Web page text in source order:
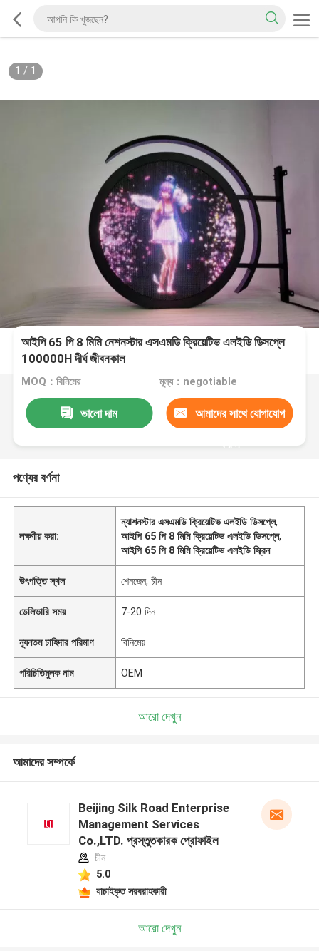
1 / 1
আইপি 65 পি 8 মিমি নেশনস্টার এসএমডি ক্রিয়েটিভ এলইডি ডিসপ্লে
100000H দীর্ঘ জীবনকাল
MOQ：বিনিমেয় মূল্য：negotiable
ভালো দাম আমাদের সাথে যোগাযোগ
করুন
পণ্যের বর্ণনা
লক্ষণীয় করা:
ন্যাশনস্টার এসএমডি ক্রিয়েটিভ এলইডি ডিসপ্লে,
আইপি 65 পি 8 মিমি ক্রিয়েটিভ এলইডি ডিসপ্লে,
আইপি 65 পি 8 মিমি ক্রিয়েটিভ এলইডি স্ক্রিন
উৎপত্তি স্থল শেনজেন, চীন
ডেলিভারি সময় 7-20 দিন
ন্যূনতম চাহিদার পরিমাণ বিনিমেয়
পরিচিতিমুলক নাম OEM
আরো দেখুন
আমাদের সম্পর্কে
Beijing Silk Road Enterprise
Management Services
Co.,LTD. প্রস্তুতকারক প্রোফাইল
চীন
5.0
যাচাইকৃত সরবরাহকারী
আরো দেখুন